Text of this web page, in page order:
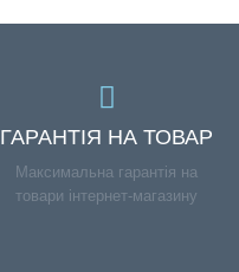
ГАРАНТІЯ НА ТОВАР
Максимальна гарантія на
товари інтернет-магазину